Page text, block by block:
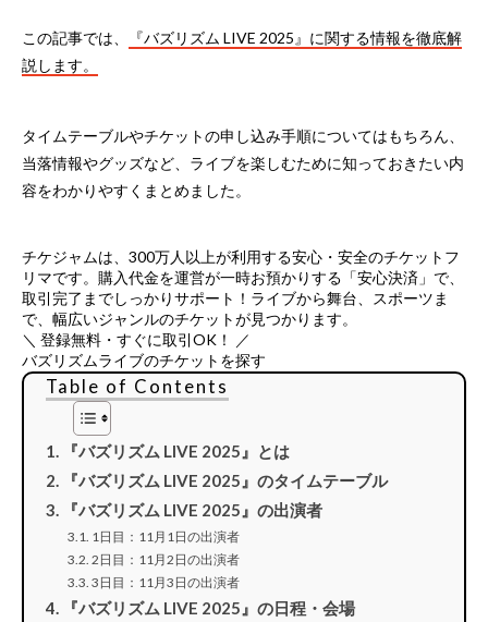
この記事では、
『バズリズム LIVE 2025』に関する情報を徹底解
説します。
タイムテーブルやチケットの申し込み手順についてはもちろん、
当落情報やグッズなど、ライブを楽しむために知っておきたい内
容をわかりやすくまとめました。
チケジャムは、 300万人以上が利用する安心・安全のチケットフ
リマです。購入代金を運営が一時お預かりする「安心決済」で、
取引完了までしっかりサポート！ライブから舞台、スポーツま
で、幅広いジャンルのチケットが見つかります。
＼ 登録無料・すぐに取引OK！ ／
バズリズムライブのチケットを探す
Table of Contents
『バズリズム LIVE 2025』とは
『バズリズム LIVE 2025』のタイムテーブル
『バズリズム LIVE 2025』の出演者
1日目：11月1日の出演者
2日目：11月2日の出演者
3日目：11月3日の出演者
『バズリズム LIVE 2025』の日程・会場